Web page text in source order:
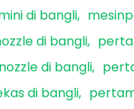
di bangli
di bangli
di bangli
di bangli